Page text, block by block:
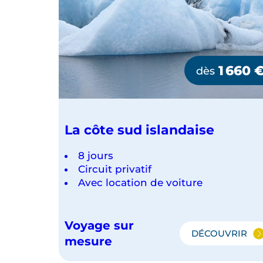
dès 1 660
La côte sud islandaise
8 jours
Circuit privatif
Avec location de voiture
Voyage sur
mesure
DÉCOUVRIR
LA